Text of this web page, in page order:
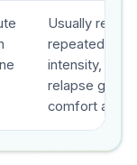
Usually
repeated
intensity,
relapse gap
comfort are